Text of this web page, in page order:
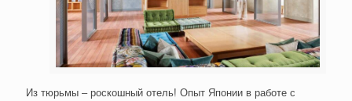
Из тюрьмы – роскошный отель! Опыт Японии в работе с